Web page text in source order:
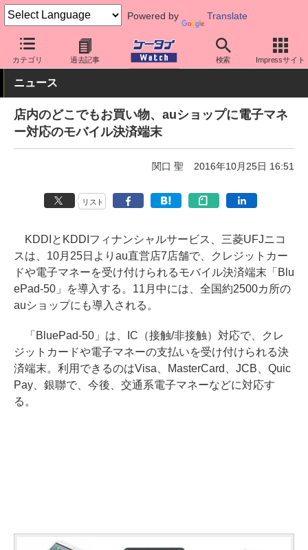
Powered by Translate
カテゴリ 過去記事 検索 Impressサイト
ケータイ Watch キャリア au サポート
ニュース
店内のどこでもお買い物、auショップに電子マネ
ー対応のモバイル決済端末
関口 聖 2016年10月25日 16:51
リスト
KDDIとKDDIフィナンシャルサービス、三菱UFJニコ
スは、10月25日よりau直営店7店舗で、クレジットカー
ドや電子マネーを受け付けられるモバイル決済端末「Blu
ePad-50」を導入する。11月中には、全国約2500カ所の
auショップにも導入される。
「BluePad-50」は、IC（接触/非接触）対応で、クレ
ジットカードや電子マネーの支払いを受け付けられる決
済端末。利用できるのはVisa、MasterCard、JCB、Quic
Pay、銀聯で、今後、交通系電子マネーなどに対応す
る。